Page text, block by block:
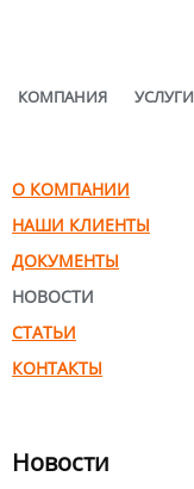
КОМПАНИЯ УСЛУГИ
О КОМПАНИИ
НАШИ КЛИЕНТЫ
ДОКУМЕНТЫ
НОВОСТИ
СТАТЬИ
КОНТАКТЫ
Новости